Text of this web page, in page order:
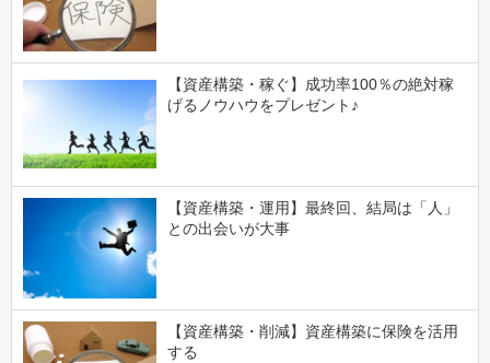
【資産構築・稼ぐ】成功率100％の絶対稼
げるノウハウをプレゼント♪
【資産構築・運用】最終回、結局は「人」
との出会いが大事
【資産構築・削減】資産構築に保険を活用
する